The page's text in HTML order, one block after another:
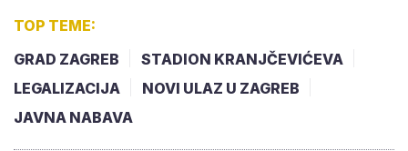
TOP TEME:
GRAD ZAGREB
STADION KRANJČEVIĆEVA
LEGALIZACIJA
NOVI ULAZ U ZAGREB
JAVNA NABAVA